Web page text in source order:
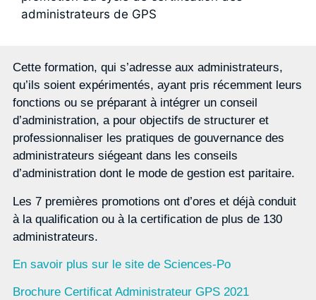
administrateurs de GPS
Cette formation, qui s’adresse aux administrateurs,
qu’ils soient expérimentés, ayant pris récemment leurs
fonctions ou se préparant à intégrer un conseil
d’administration, a pour objectifs de structurer et
professionnaliser les pratiques de gouvernance des
administrateurs siégeant dans les conseils
d’administration dont le mode de gestion est paritaire.
Les 7 premières promotions ont d’ores et déjà conduit
à la qualification ou à la certification de plus de 130
administrateurs.
En savoir plus sur le site de Sciences-Po
Brochure Certificat Administrateur GPS 2021